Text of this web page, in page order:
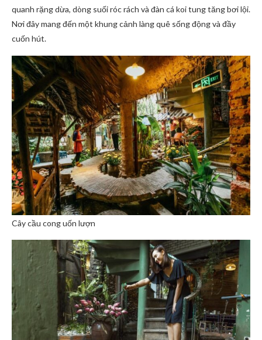
quanh rặng dừa, dòng suối róc rách và đàn cá koi tung tăng bơi lội.
Nơi đây mang đến một khung cảnh làng quê sống động và đầy
cuốn hút.
Cây cầu cong uốn lượn